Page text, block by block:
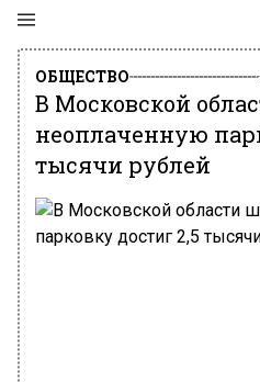
ОБЩЕСТВО
В Московской
неоплаченную
тысячи рублей